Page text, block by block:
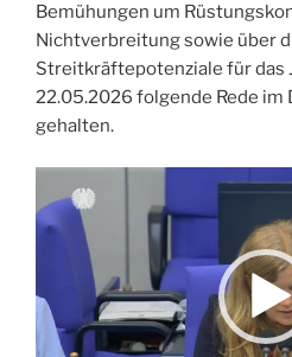
Bemühungen um
Nichtverbreitung sowie über
Streitkräftepotenziale für das
22.05.2026 folgende Rede im
gehalten.
Player